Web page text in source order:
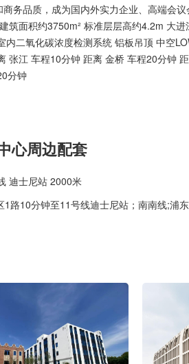
商务品质，成为国内外实力企业、高端会
筑面积约3750m² 标准层层高约4.2m 大
内二氧化碳浓度检测系统 铝板吊顶 中空
张江 车程10分钟 距离 金桥 车程20分钟
分钟
心周边配套
迪士尼站 2000米
1路10分钟至11号线迪士尼站；南南线;浦